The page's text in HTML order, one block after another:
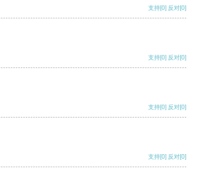
支持[0] 反对[0]
支持[0] 反对[0]
支持[0] 反对[0]
支持[0] 反对[0]